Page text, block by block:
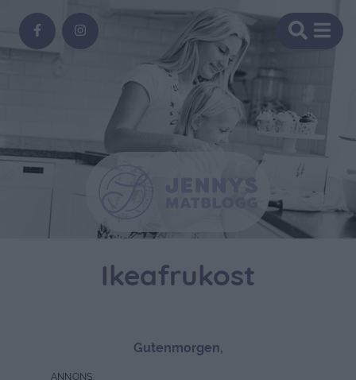
Ikeafrukost
Gutenmorgen,